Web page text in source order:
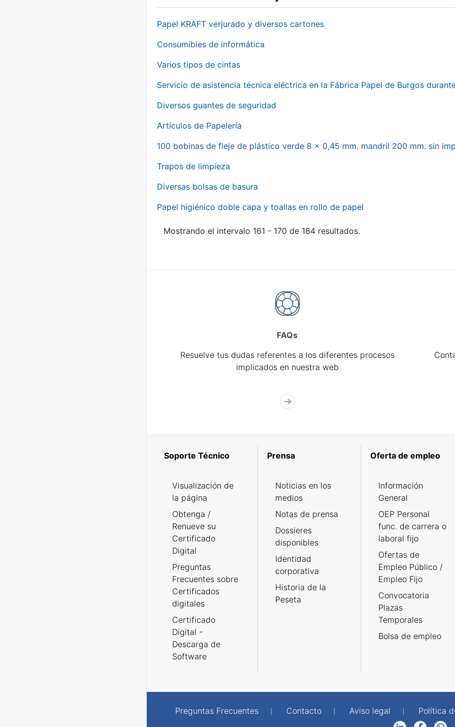
Papel KRAFT verjurado y diversos cartones
Consumibles de informática
Varios tipos de cintas
Servicio de asistencia técnica eléctrica en la Fábrica Papel de Burgos
Diversos guantes de seguridad
Artículos de Papelería
100 bobinas de fleje de plástico verde 8 x 0,45 mm. mandril 200 mm. sin
Trapos de limpieza
Diversas bolsas de basura
Papel higiénico doble capa y toallas en rollo de papel
Mostrando el intervalo 161 - 170 de 184 resultados.
FAQs
Resuelve tus dudas referentes a los diferentes procesos
implicados en nuestra web
Soporte Técnico
Visualización de
la página
Obtenga /
Renueve su
Certificado
Digital
Preguntas
Frecuentes sobre
Certificados
digitales
Certificado
Digital -
Descarga de
Software
Prensa
Noticias en los
medios
Notas de prensa
Dossieres
disponibles
Identidad
corporativa
Historia de la
Peseta
Oferta de empleo
Información
General
OEP Personal
func. de carrera o
laboral fijo
Ofertas de
Empleo Público /
Empleo Fijo
Convocatoria
Plazas
Temporales
Bolsa de empleo
Preguntas Frecuentes Contacto Aviso legal Política